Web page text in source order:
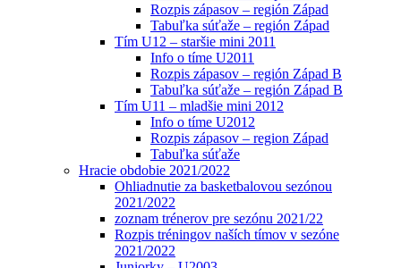
Rozpis zápasov – región Západ
Tabuľka súťaže – región Západ
Tím U12 – staršie mini 2011
Info o tíme U2011
Rozpis zápasov – región Západ B
Tabuľka súťaže – región Západ B
Tím U11 – mladšie mini 2012
Info o tíme U2012
Rozpis zápasov – region Západ
Tabuľka súťaže
Hracie obdobie 2021/2022
Ohliadnutie za basketbalovou sezónou
2021/2022
zoznam trénerov pre sezónu 2021/22
Rozpis tréningov naších tímov v sezóne
2021/2022